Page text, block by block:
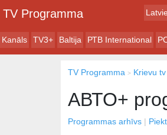
TV Programma
Kanāls TV3+ Baltija РТB International
TV Programma Krievu tv
АВТО+
Programmas arhīvs